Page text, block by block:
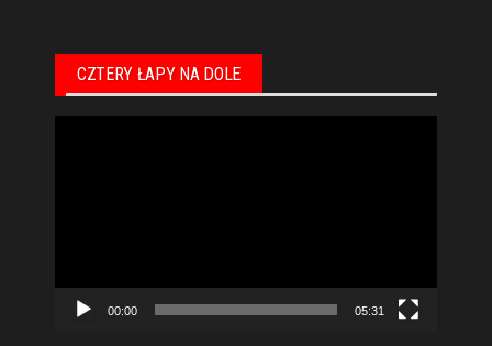
CZTERY ŁAPY NA DOLE
00:00 05:31